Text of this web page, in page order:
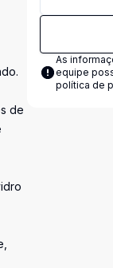
de
As
equipe
política de